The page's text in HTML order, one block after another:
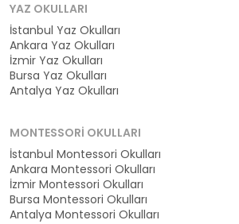
YAZ OKULLARI
İstanbul Yaz Okulları
Ankara Yaz Okulları
İzmir Yaz Okulları
Bursa Yaz Okulları
Antalya Yaz Okulları
MONTESSORI OKULLARI
İstanbul Montessori Okulları
Ankara Montessori Okulları
İzmir Montessori Okulları
Bursa Montessori Okulları
Antalya Montessori Okulları